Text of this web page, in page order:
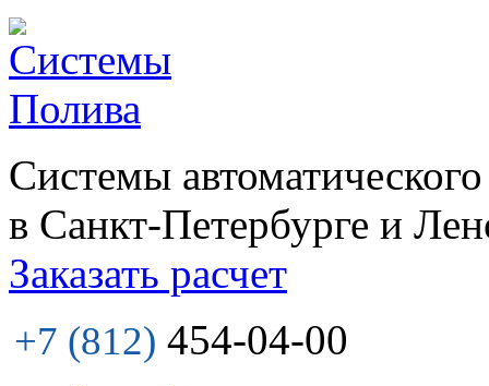
Системы
в Санкт-Петербурге и
Заказать расчет
+7 (812) 454-04-00